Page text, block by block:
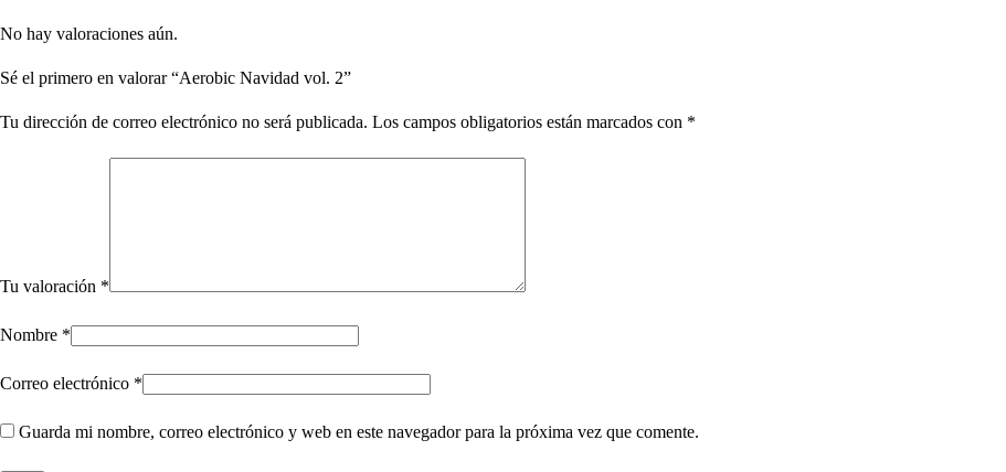
No hay valoraciones aún.
Sé el primero en valorar “Aerobic Navidad vol. 2”
Tu dirección de correo electrónico no será publicada. Los campos obligatorios están marcados con *
Tu valoración *
Nombre *
Correo electrónico *
Guarda mi nombre, correo electrónico y web en este navegador para la próxima vez que comente.